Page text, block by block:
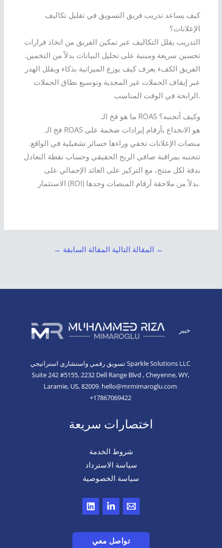
كيف يساعد تدريب فريق التسويق في تقليل تكاليف
الإعلانات؟
التدريب يقلل التكاليف عبر تمكين الفريق من اتخاذ قرارات
تحسين سريعة ومبنية على تحليل البيانات بدلاً من التخمين.
الفريق الكفء يعرف كيف يوزع الميزانية بذكاء ويقلل الهدر
عبر إيقاف الحملات غير المجدية وتوسيع نطاق الحملات
الرابحة في الوقت المناسب.
ما هو فخ الـ ROAS وكيف أتجنبه؟
فخ الـ ROAS هو الانخداع بأرقام إيرادات ضخمة على
منصات الإعلانات تخفي وراءها خسائر تشغيلية في الواقع.
تتجنبه بمراقبة صافي الربح الحقيقي وحساب نقطة التعادل
بدقة لكل منتج، مع التركيز على العائد الإجمالي على
الاستثمار (ROI) بدلاً من ملاحقة أرقام المنصات وحدها.
→ المقالة السابقة ←
خبير
Sparkle Solutions LLC
Suite 242 #5155, 2232 Dell Range Blvd , Cheyenne, WY,
Laramie, US, 82009. hello@mrmimaroglu.com
+17867069422
اختصارات سريعة
شروط الخدمة
سياسة الاسترداد
سياسة الخصوصية
تواصل معي